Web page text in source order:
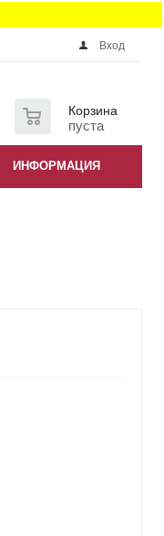
Вход
Корзина
пуста
ИНФОРМАЦИЯ